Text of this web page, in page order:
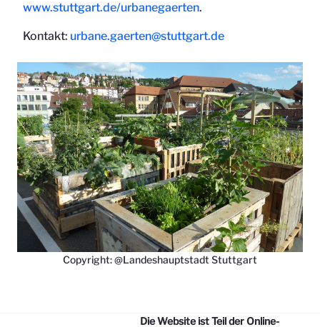
Copyright: @Landeshauptstadt Stuttgart
www.stuttgart.de/urbanegaerten.
Kontakt: urbane.gaerten@stuttgart.de
Die Website ist Teil der Online-